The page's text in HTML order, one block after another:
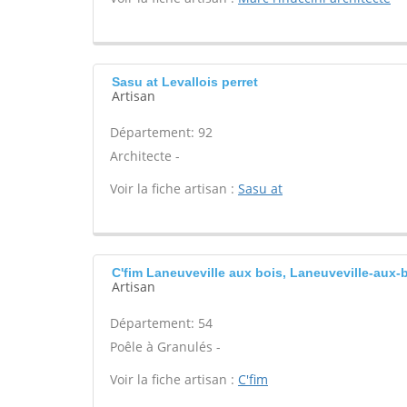
Sasu at Levallois perret
Artisan
Département: 92
Architecte -
Voir la fiche artisan : Sasu at
C'fim Laneuveville aux bois, Laneuveville-aux-
Artisan
Département: 54
Poêle à Granulés -
Voir la fiche artisan : C'fim